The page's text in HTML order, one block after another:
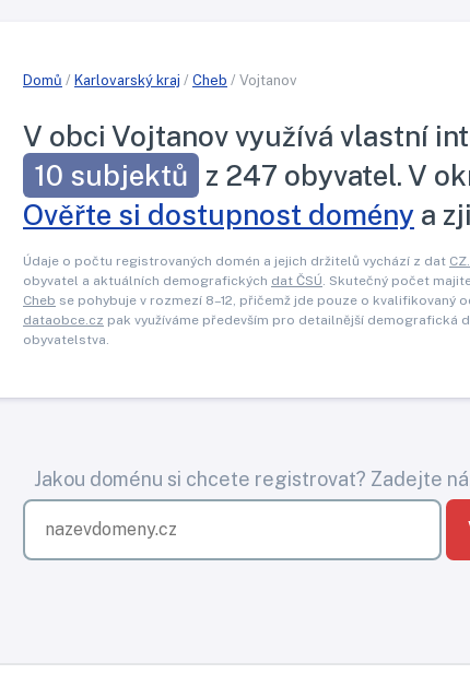
Domů / Karlovarský kraj / Cheb / Vojtanov
V obci Vojtanov využívá vlastní
10 subjektů z 247 obyvatel. V
Ověřte si dostupnost domény a
Údaje o počtu registrovaných domén a jejich držitelů vychází z dat
obyvatel a aktuálních demografických dat ČSÚ. Skutečný počet
Cheb se pohybuje v rozmezí 8–12, přičemž jde pouze o kvalifikovaný
dataobce.cz pak využíváme především pro detailnější demografická
obyvatelstva.
Jakou doménu si chcete registrovat? Zadejte